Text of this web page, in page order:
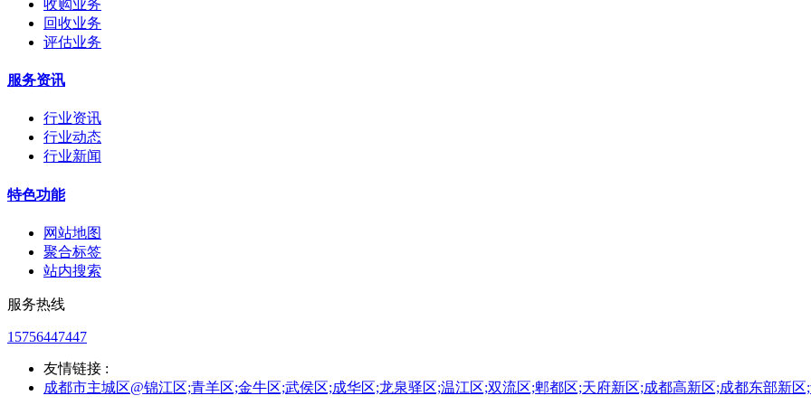
收购业务
回收业务
评估业务
服务资讯
行业资讯
行业动态
行业新闻
特色功能
网站地图
聚合标签
站内搜索
服务热线
15756447447
友情链接 :
成都市主城区@锦江区;青羊区;金牛区;武侯区;成华区;龙泉驿区;温江区;双流区;郫都区;天府新区;成都高新区;成都东部新